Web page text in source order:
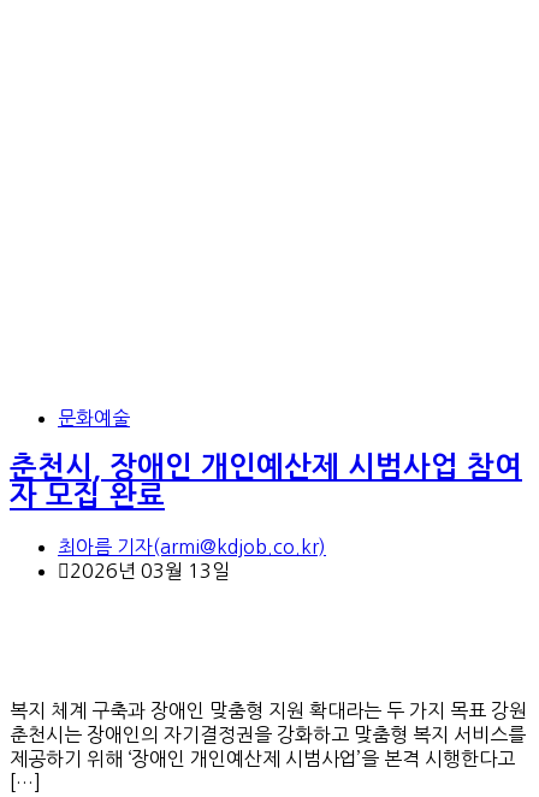
문화예술
춘천시, 장애인 개인예산제 시범사업 참여
자 모집 완료
최아름 기자(armi@kdjob.co.kr)
2026년 03월 13일
복지 체계 구축과 장애인 맞춤형 지원 확대라는 두 가지 목표 강원
춘천시는 장애인의 자기결정권을 강화하고 맞춤형 복지 서비스를
제공하기 위해 ‘장애인 개인예산제 시범사업’을 본격 시행한다고
[…]